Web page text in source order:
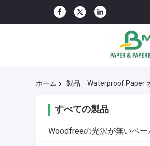
ホーム 製品 Waterproof Paper
すべての製品
Woodfreeの光沢が無いペー